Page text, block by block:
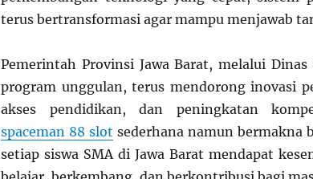
terus bertransformasi agar mampu menjawab
Pemerintah Provinsi Jawa Barat, melalui
program unggulan, terus mendorong inovasi
akses pendidikan, dan peningkatan
spaceman 88 slot sederhana namun bermakna
setiap siswa SMA di Jawa Barat mendapat